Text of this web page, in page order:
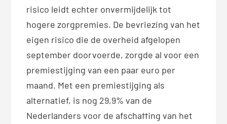
risico leidt echter onvermijdelijk tot
hogere zorgpremies. De bevriezing van het
eigen risico die de overheid afgelopen
september doorvoerde, zorgde al voor een
premiestijging van een paar euro per
maand. Met een premiestijging als
alternatief, is nog 29,9% van de
Nederlanders voor de afschaffing van het